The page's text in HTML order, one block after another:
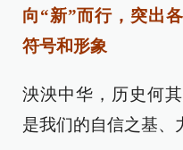
向“新”而行，突出
符号和形象
泱泱中华，历史何
是我们的自信之基、